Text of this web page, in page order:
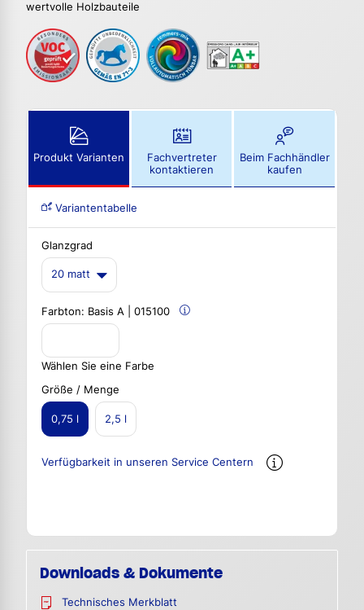
wertvolle Holzbauteile
Produkt Varianten
Fachvertreter
kontaktieren
Beim Fachhändler
kaufen
Variantentabelle
Glanzgrad
20 matt
Farbton: Basis A | 015100
Wählen Sie eine Farbe
Größe / Menge
0,75 l 2,5 l
Verfügbarkeit in unseren Service Centern
Downloads & Dokumente
Technisches Merkblatt